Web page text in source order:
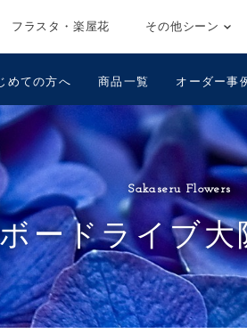
フラスタ・楽屋花 その他シーン
めての方へ 商品一覧 オーダー事
Sakaseru Flowers
ードライブ